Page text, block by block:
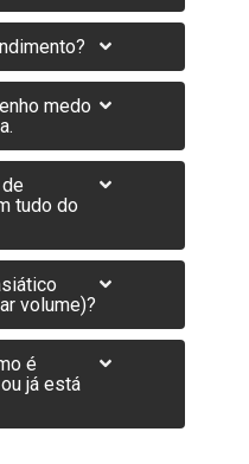
medo
tudo do
volume)?
é
já está